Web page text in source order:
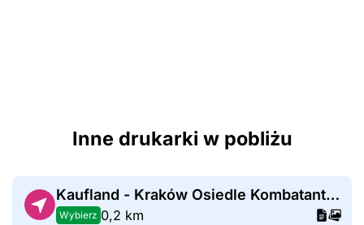
Inne drukarki w pobliżu
Kaufland - Kraków Osiedle Kombatantów
Wybierz 0,2 km